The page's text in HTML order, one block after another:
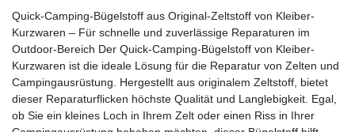
Quick-Camping-Bügelstoff aus Original-Zeltstoff von Kleiber-
Kurzwaren – Für schnelle und zuverlässige Reparaturen im
Outdoor-Bereich Der Quick-Camping-Bügelstoff von Kleiber-
Kurzwaren ist die ideale Lösung für die Reparatur von Zelten und
Campingausrüstung. Hergestellt aus originalem Zeltstoff, bietet
dieser Reparaturflicken höchste Qualität und Langlebigkeit. Egal,
ob Sie ein kleines Loch in Ihrem Zelt oder einen Riss in Ihrer